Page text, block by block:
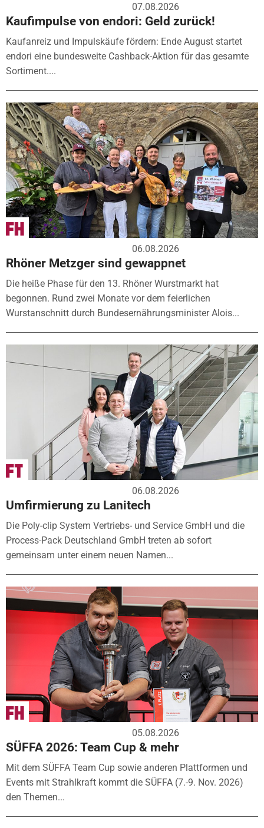
07.08.2026
Kaufimpulse von endori: Geld zurück!
Kaufanreiz und Impulskäufe fördern: Ende August startet
endori eine bundesweite Cashback-Aktion für das gesamte
Sortiment....
06.08.2026
Rhöner Metzger sind gewappnet
Die heiße Phase für den 13. Rhöner Wurstmarkt hat
begonnen. Rund zwei Monate vor dem feierlichen
Wurstanschnitt durch Bundesernährungsminister Alois...
06.08.2026
Umfirmierung zu Lanitech
Die Poly-clip System Vertriebs- und Service GmbH und die
Process-Pack Deutschland GmbH treten ab sofort
gemeinsam unter einem neuen Namen...
05.08.2026
SÜFFA 2026: Team Cup & mehr
Mit dem SÜFFA Team Cup sowie anderen Plattformen und
Events mit Strahlkraft kommt die SÜFFA (7.-9. Nov. 2026)
den Themen...